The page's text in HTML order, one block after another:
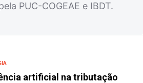
PUC-COGEAE e IBDT.
artificial na tributação